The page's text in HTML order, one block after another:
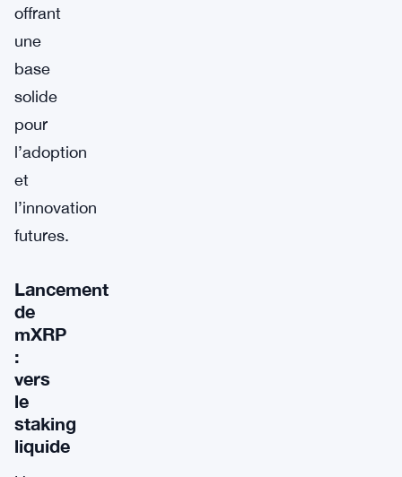
offrant
une
base
solide
pour
l’adoption
et
l’innovation
futures.
Lancement
de
mXRP
:
vers
le
staking
liquide